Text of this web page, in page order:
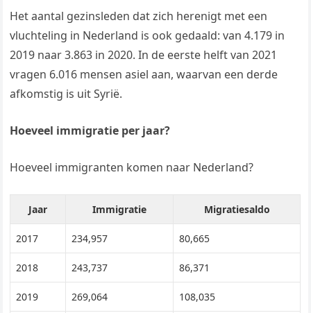
Het aantal gezinsleden dat zich herenigt met een
vluchteling in Nederland is ook gedaald: van 4.179 in
2019 naar 3.863 in 2020. In de eerste helft van 2021
vragen 6.016 mensen asiel aan, waarvan een derde
afkomstig is uit Syrië.
Hoeveel immigratie per jaar?
Hoeveel immigranten komen naar Nederland?
Jaar Immigratie Migratiesaldo
2017 234,957 80,665
2018 243,737 86,371
2019 269,064 108,035